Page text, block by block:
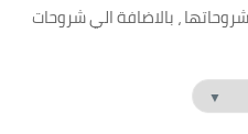
، بالاضافة الي شروحات